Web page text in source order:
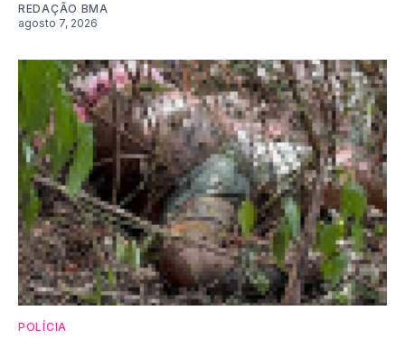
REDAÇÃO BMA
agosto 7, 2026
POLÍCIA